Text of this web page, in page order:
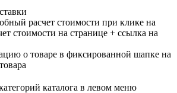
расчет стоимости при клике на
стоимости на странице + ссылка на
о товаре в фиксированной шапке на
каталога в левом меню